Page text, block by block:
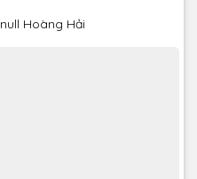
null Hoàng Hải